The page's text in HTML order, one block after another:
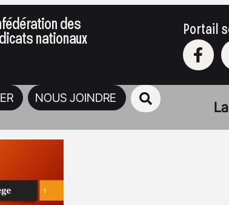
des
nationaux Portail
NOUS JOINDRE